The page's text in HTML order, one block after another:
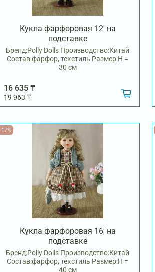
Кукла фарфоровая 12' на
подставке
Бренд:Polly Dolls Производство:Китай
Состав:фарфор, текстиль Размер:H =
30 см
16 635 ₸
19 963 ₸
-17%
Кукла фарфоровая 16' на
подставке
Бренд:Polly Dolls Производство:Китай
Состав:фарфор, текстиль Размер:H =
40 см